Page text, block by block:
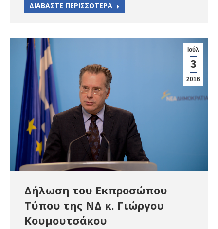
ΔΙΑΒΑΣΤΕ ΠΕΡΙΣΣΟΤΕΡΑ
Ιούλ
3
2016
Δήλωση του Εκπροσώπου
Τύπου της ΝΔ κ. Γιώργου
Κουμουτσάκου